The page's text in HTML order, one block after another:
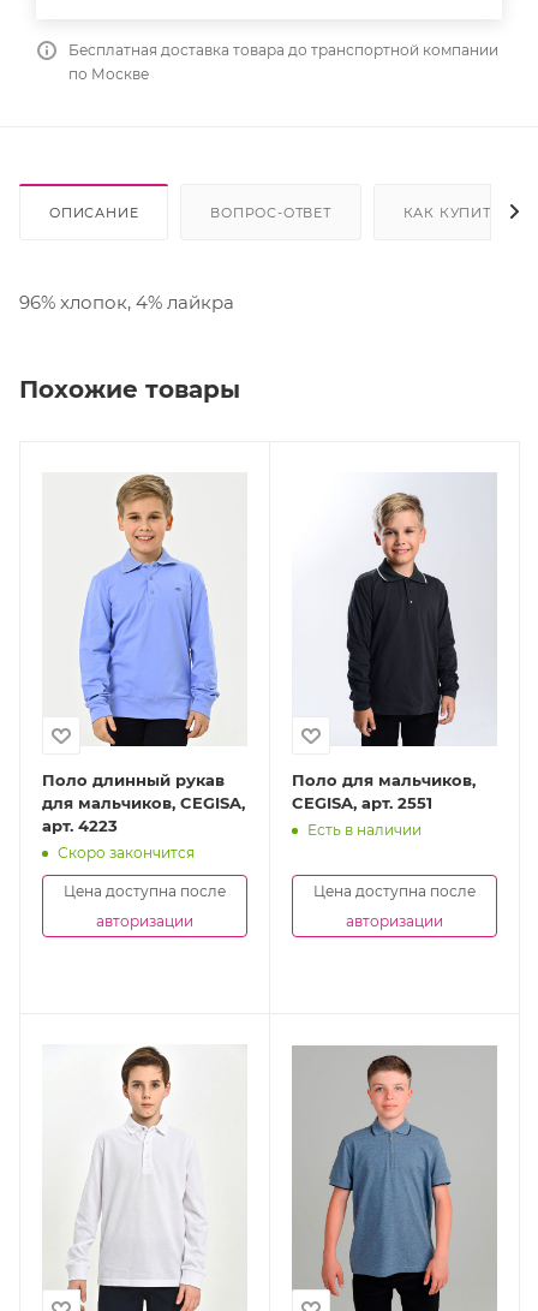
Бесплатная доставка товара до транспортной компании
по Москве
ОПИСАНИЕ ВОПРОС-ОТВЕТ КАК КУПИТЬ
96% хлопок, 4% лайкра
Похожие товары
Поло длинный рукав
для мальчиков, CEGISA,
арт. 4223
Скоро закончится
Цена доступна после
авторизации
Поло для мальчиков,
CEGISA, арт. 2551
Есть в наличии
Цена доступна после
авторизации